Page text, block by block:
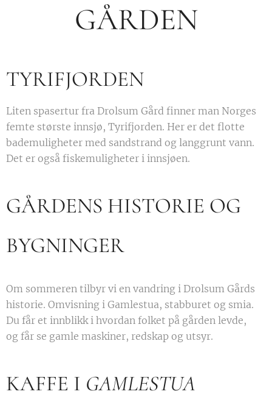
GÅRDEN
TYRIFJORDEN
Liten spasertur fra Drolsum Gård finner man Norges
femte største innsjø, Tyrifjorden. Her er det flotte
bademuligheter med sandstrand og langgrunt vann.
Det er også fiskemuligheter i innsjøen.
GÅRDENS HISTORIE OG
BYGNINGER
Om sommeren tilbyr vi en vandring i Drolsum Gårds
historie. Omvisning i Gamlestua, stabburet og smia.
Du får et innblikk i hvordan folket på gården levde,
og får se gamle maskiner, redskap og utsyr.
KAFFE I GAMLESTUA